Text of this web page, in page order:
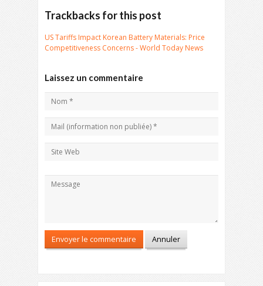
Trackbacks for this post
US Tariffs Impact Korean Battery Materials: Price
Competitiveness Concerns - World Today News
Laissez un commentaire